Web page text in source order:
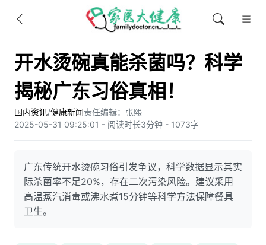
开水烫碗真能杀菌吗？科学
揭秘广东习俗真相！
国内资讯/健康新闻责任编辑：张熙
2025-05-31 09:25:01 - 阅读时长3分钟 - 1073字
广东传统开水烫碗习俗引发争议，科学数据显示其实
际杀菌率不足20%，存在二次污染风险。建议采用
高温蒸汽消毒或沸水煮15分钟等科学方法保障餐具
卫生。